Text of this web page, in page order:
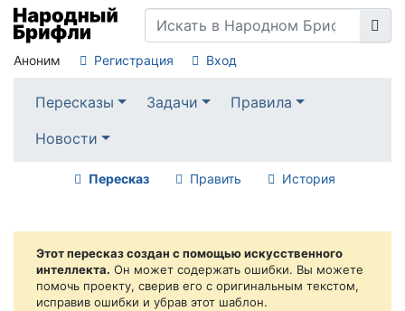
Аноним Регистрация Вход
Пересказы Задачи
Правила
Новости
Пересказ Править История
Этот пересказ создан с помощью искусственного
интеллекта. Он может содержать ошибки. Вы можете
помочь проекту, сверив его с оригинальным текстом,
исправив ошибки и убрав этот шаблон.